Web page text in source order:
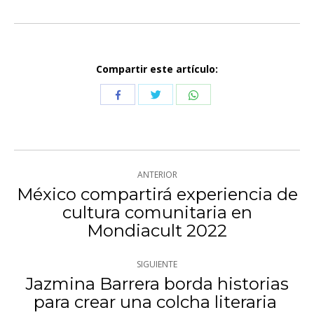
Compartir este artículo:
CompartirCompartirCompartir
Navegación
entre
publicaciones
ANTERIOR
Publicación
anterior:
México compartirá experiencia de
cultura comunitaria en
Mondiacult 2022
SIGUIENTE
Publicación
siguiente:
Jazmina Barrera borda historias
para crear una colcha literaria